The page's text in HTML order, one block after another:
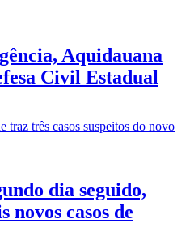
Aquidauana
Civil Estadual
dia seguido,
novos casos de